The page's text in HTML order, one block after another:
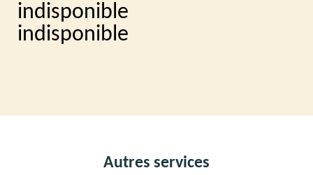
indisponible
indisponible
Autres services